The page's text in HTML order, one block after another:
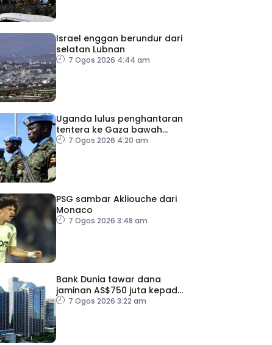
Israel enggan berundur dari
selatan Lubnan
7 Ogos 2026 4:44 am
Uganda lulus penghantaran
tentera ke Gaza bawah
pelan pelucutan senjata
7 Ogos 2026 4:20 am
PSG sambar Akliouche dari
Monaco
7 Ogos 2026 3:48 am
Bank Dunia tawar dana
jaminan AS$750 juta kepada
Indonesia bantu
7 Ogos 2026 3:22 am